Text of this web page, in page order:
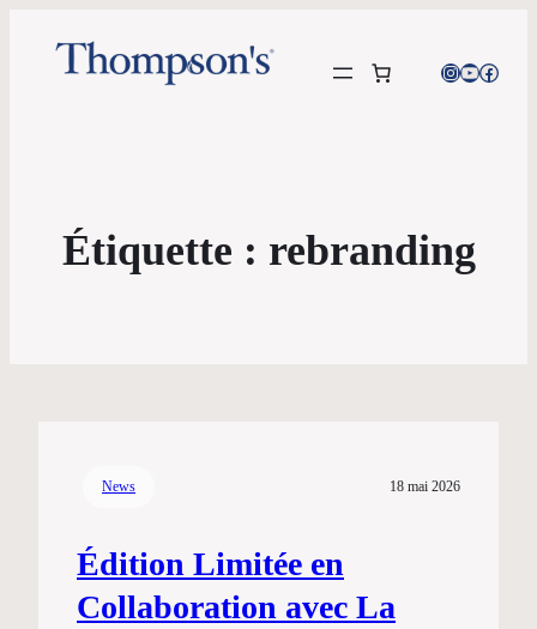
Instagram
YouTube
Étiquette : rebranding
News 18 mai 2026
Édition Limitée en
Collaboration avec La